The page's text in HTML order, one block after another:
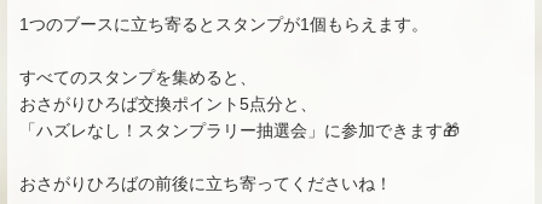
1つのブースに立ち寄るとスタンプが1個もらえます。
すべてのスタンプを集めると、
おさがりひろば交換ポイント5点分と、
「ハズレなし！スタンプラリー抽選会」に参加できます🎁
おさがりひろばの前後に立ち寄ってくださいね！